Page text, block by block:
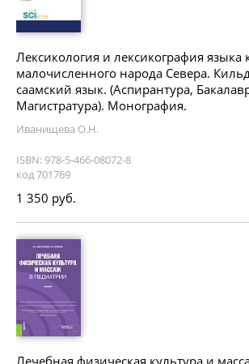
Лексикология и лексикография языка
малочисленного народа Севера.
саамский язык. (Аспирантура,
Магистратура). Монография.
Иванищева О.Н.
ISBN: 978-5-466-08072-8
код 701769
1 350 руб.